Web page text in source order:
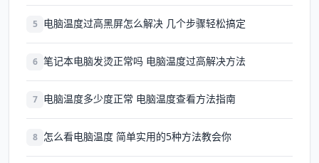
5 电脑温度过高黑屏怎么解决 几个步骤轻松搞定
6 笔记本电脑发烫正常吗 电脑温度过高解决方法
7 电脑温度多少度正常 电脑温度查看方法指南
8 怎么看电脑温度 简单实用的5种方法教会你